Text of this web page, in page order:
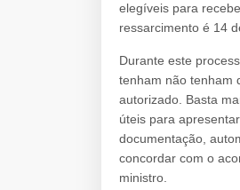
elegíveis para
ressarcimento é 14
Durante este
tenham não tenham
autorizado. Basta
úteis para
documentação,
concordar com o
ministro.